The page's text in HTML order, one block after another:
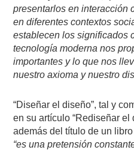
presentarlos en interacción
en diferentes contextos
establecen los significados
tecnología moderna nos
importantes y lo que nos
nuestro axioma y nuestro
“Diseñar el diseño”, tal y
en su artículo “Rediseñar el
además del título de un
“es una pretensión